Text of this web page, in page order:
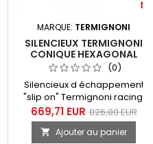
MARQUE: TERMIGNONI
SILENCIEUX TERMIGNONI
CONIQUE HEXAGONAL
TITANE CARBONE POUR
HONDA CBR 1000 RR 2017-
2019
(0)
Silencieux d échappement
"slip on" Termignoni racing,
court Style Moto GP, adaptable
au collecteur d'origine finition
titane - carbone pour Honda
669,71 EUR 826,80 EUR
 Ajouter au panier